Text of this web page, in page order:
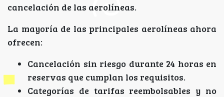
cancelación de las aerolíneas.
La mayoría de las principales aerolíneas ahora
ofrecen:
Cancelación sin riesgo durante 24 horas en
reservas que cumplan los requisitos.
Categorías de tarifas reembolsables y no